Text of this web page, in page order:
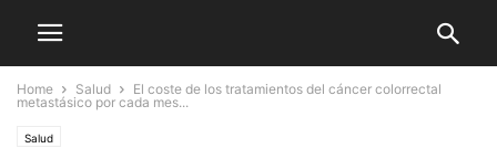
Home Salud
El coste de los tratamientos del cáncer colorrectal
metastásico por cada mes...
Salud